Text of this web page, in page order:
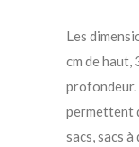
Les
cm de haut,
profondeur.
permettent
sacs, sacs